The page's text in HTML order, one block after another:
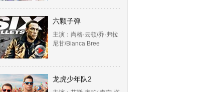
六颗子弹
主演：尚格·云顿/乔·弗拉
尼甘/Bianca Bree
龙虎少年队2